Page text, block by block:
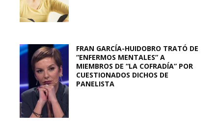
FRAN GARCÍA-HUIDOBRO TRATÓ DE
“ENFERMOS MENTALES” A
MIEMBROS DE “LA COFRADÍA” POR
CUESTIONADOS DICHOS DE
PANELISTA